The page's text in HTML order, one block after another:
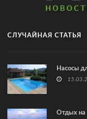
СЛУЧАЙНАЯ СТАТЬЯ
Насосы
Отдых на